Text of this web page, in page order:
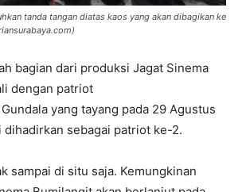
tanda tangan diatas kaos yang akan dibagikan ke
bagian dari produksi Jagat Sinema
dengan patriot
yang tayang pada 29 Agustus
dihadirkan sebagai patriot ke-2.
sampai di situ saja. Kemungkinan